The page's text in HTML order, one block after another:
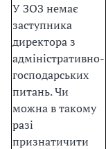
У ЗОЗ немає
заступника
директора з
адміністративно-
господарських
питань. Чи
можна в такому
разі
признатичити